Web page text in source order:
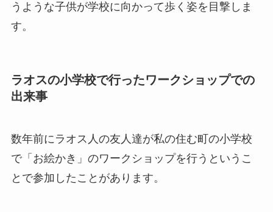
うような子供が学校に向かって歩く姿を目撃しま
す。
ラオスの小学校で行ったワークショップでの
出来事
数年前にラオス人の友人達が私の住む町の小学校
で「お絵かき」のワークショップを行うというこ
とで参加したことがあります。